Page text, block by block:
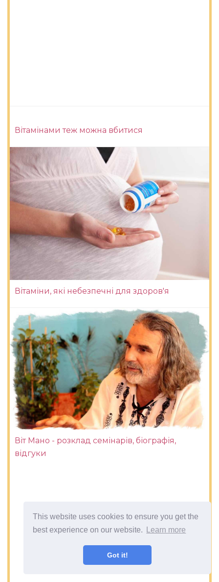
This website uses cookies to ensure you get the
best experience on our website.
Learn more
Got it!
Вітамінами теж можна вбитися
Вітаміни, які небезпечні для здоров'я
Віт Мано - розклад семінарів, біографія,
відгуки